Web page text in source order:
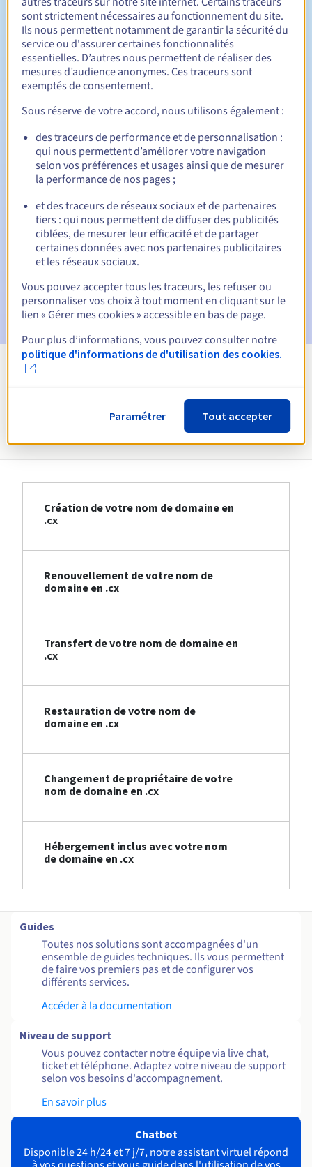
Durée de réservation Entre 1 et 5 ans
Durée de renouvellement Entre 1 et 5 ans
Notifications automatiques :
Emails d'avertissement :60, 30, 15, 7 et 3 jours avant la
date d'échéance
E-mail le jour de l'expirationpour notification de la
suspension du nom de domaine
E-mail après la Redemption Grace Periodpour
notification de la suppression du nom de domaine
Informations sur le .cx
Création de votre nom de domaine en
.cx
Renouvellement de votre nom de
domaine en .cx
Transfert de votre nom de domaine en
.cx
Restauration de votre nom de
domaine en .cx
Changement de propriétaire de votre
nom de domaine en .cx
Hébergement inclus avec votre nom
de domaine en .cx
Guides
Toutes nos solutions sont accompagnées d'un
ensemble de guides techniques. Ils vous permettent
de faire vos premiers pas et de configurer vos
différents services.
Accéder à la documentation
Niveau de support
Vous pouvez contacter notre équipe via live chat,
ticket et téléphone. Adaptez votre niveau de support
selon vos besoins d'accompagnement.
En savoir plus
Chatbot
Disponible 24 h/24 et 7 j/7, notre assistant virtuel répond
sont strictement nécessaires au fonctionnement du site.
Ils nous permettent notamment de garantir la sécurité du
service ou d'assurer certaines fonctionnalités
essentielles. D’autres nous permettent de réaliser des
mesures d’audience anonymes. Ces traceurs sont
exemptés de consentement.
Sous réserve de votre accord, nous utilisons également :
des traceurs de performance et de personnalisation :
qui nous permettent d’améliorer votre navigation
selon vos préférences et usages ainsi que de mesurer
la performance de nos pages ;
et des traceurs de réseaux sociaux et de partenaires
tiers : qui nous permettent de diffuser des publicités
ciblées, de mesurer leur efficacité et de partager
certaines données avec nos partenaires publicitaires
et les réseaux sociaux.
Vous pouvez accepter tous les traceurs, les refuser ou
personnaliser vos choix à tout moment en cliquant sur le
lien « Gérer mes cookies » accessible en bas de page.
Pour plus d’informations, vous pouvez consulter notre
politique d'informations de d'utilisation des cookies.
Paramétrer Tout accepter